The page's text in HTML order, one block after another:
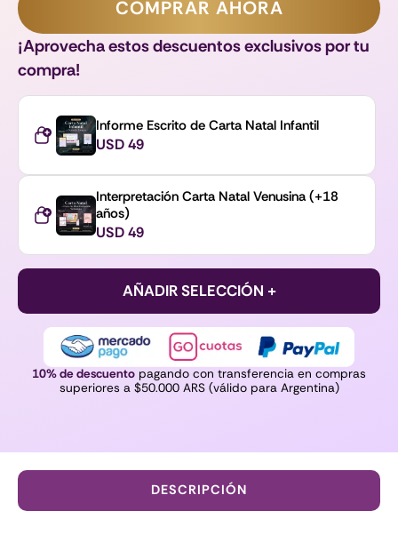
COMPRAR AHORA
¡Aprovecha estos descuentos exclusivos por tu
compra!
Informe Escrito de Carta Natal Infantil
USD49
Interpretación Carta Natal Venusina (+18
años)
USD49
AÑADIR SELECCIÓN +
10% de descuento pagando con transferencia en compras
superiores a $50.000 ARS (válido para Argentina)
DESCRIPCIÓN